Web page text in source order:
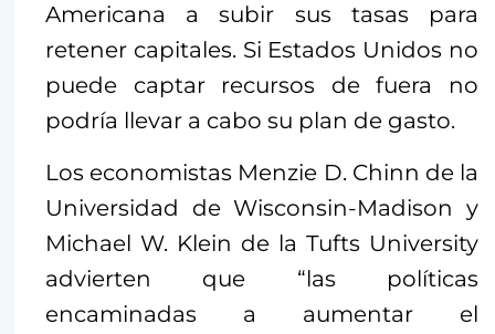
Americana a subir sus tasas para
retener capitales. Si Estados Unidos no
puede captar recursos de fuera no
podría llevar a cabo su plan de gasto.
Los economistas Menzie D. Chinn de la
Universidad de Wisconsin-Madison y
Michael W. Klein de la Tufts University
advierten que “las políticas
encaminadas a aumentar el